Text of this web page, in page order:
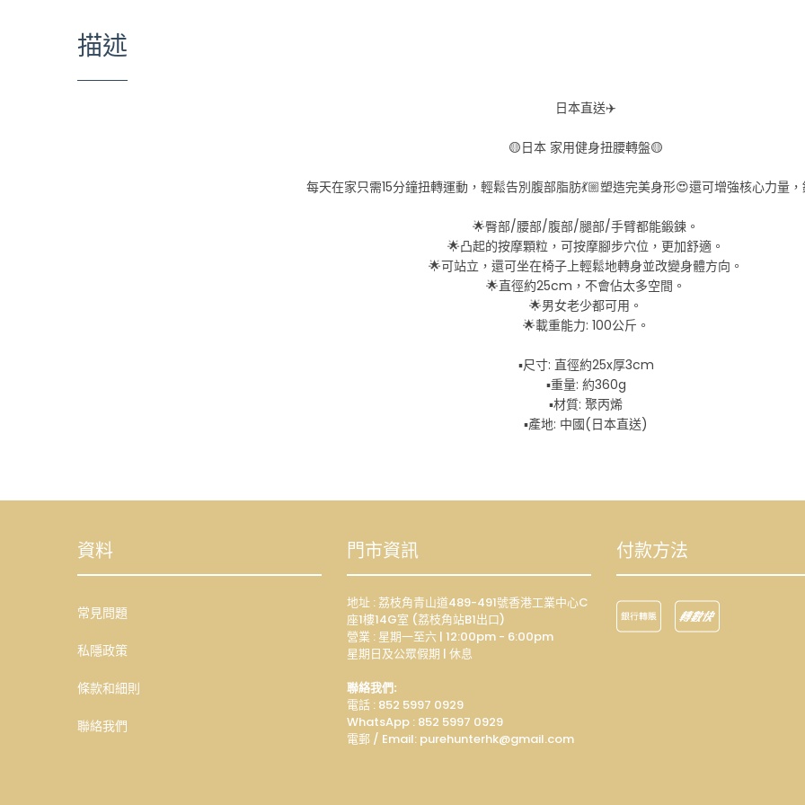
描述
日本直送✈️
🟡日本 家用健身扭腰轉盤🟡
每天在家只需15分鐘扭轉運動，輕鬆告別腹部脂肪💃🏼塑造完美身形😍還可增強核心力量，
🌟臀部/腰部/腹部/腿部/手臂都能鍛鍊。
🌟凸起的按摩顆粒，可按摩腳步穴位，更加舒適。
🌟可站立，還可坐在椅子上輕鬆地轉身並改變身體方向。
🌟直徑約25cm，不會佔太多空間。
🌟男女老少都可用。
🌟載重能力: 100公斤。
▪️尺寸: 直徑約25x厚3cm
▪️重量: 約360g
▪️材質: 聚丙烯
▪️產地: 中國(日本直送)
資料
常見問題
私隱政策
條款和細則
聯絡我們
門市資訊
地址 : 荔枝角青山道489-491號香港工業中心C
座1樓14G室 (荔枝角站B1出口)
營業 : 星期一至六 | 12:00pm - 6:00pm
星期日及公眾假期 | 休息
聯絡我們:
電話 : 852 5997 0929
WhatsApp : 852 5997 0929
電郵 / Email: purehunterhk@gmail.com
付款方法